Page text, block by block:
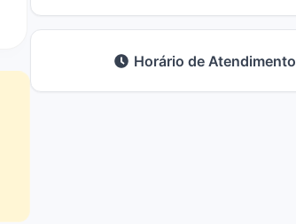
Horário de Atendimento